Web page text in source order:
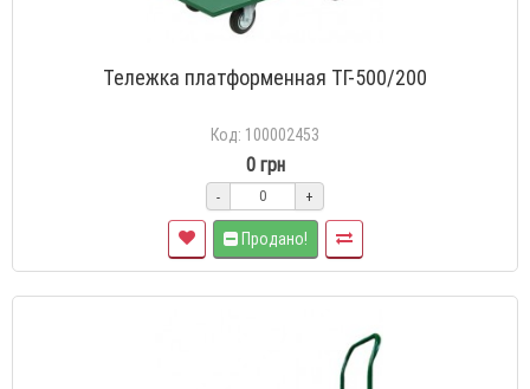
Тележка платформенная TГ-500/200
Код: 100002453
0 грн
- +
Продано!